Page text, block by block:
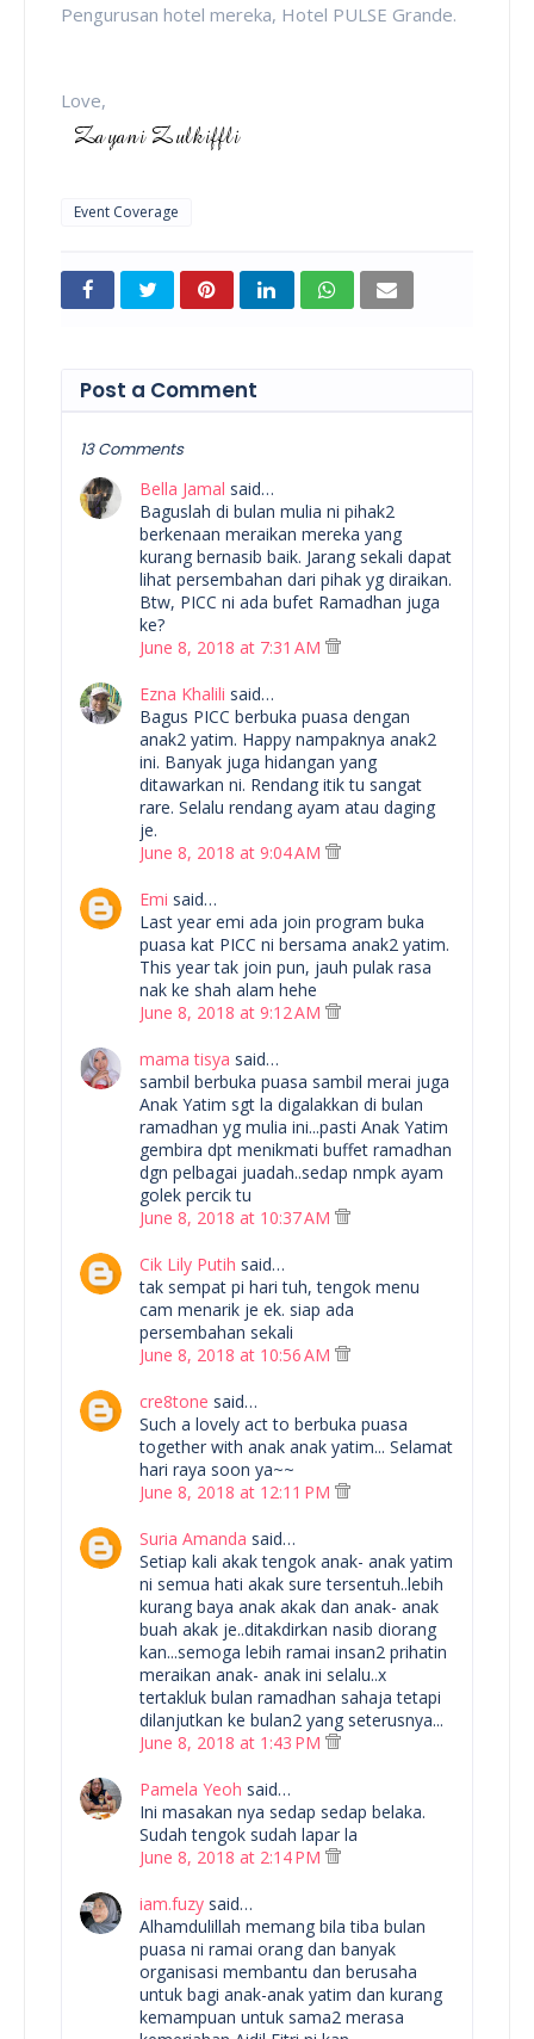
Pengurusan hotel mereka, Hotel PULSE Grande.
Love,
Event Coverage
Post a Comment
13 Comments
Bella Jamal said…
Baguslah di bulan mulia ni pihak2
berkenaan meraikan mereka yang
kurang bernasib baik. Jarang sekali dapat
lihat persembahan dari pihak yg diraikan.
Btw, PICC ni ada bufet Ramadhan juga
ke?
June 8, 2018 at 7:31 AM
Ezna Khalili said…
Bagus PICC berbuka puasa dengan
anak2 yatim. Happy nampaknya anak2
ini. Banyak juga hidangan yang
ditawarkan ni. Rendang itik tu sangat
rare. Selalu rendang ayam atau daging
je.
June 8, 2018 at 9:04 AM
Emi said…
Last year emi ada join program buka
puasa kat PICC ni bersama anak2 yatim.
This year tak join pun, jauh pulak rasa
nak ke shah alam hehe
June 8, 2018 at 9:12 AM
mama tisya said…
sambil berbuka puasa sambil merai juga
Anak Yatim sgt la digalakkan di bulan
ramadhan yg mulia ini...pasti Anak Yatim
gembira dpt menikmati buffet ramadhan
dgn pelbagai juadah..sedap nmpk ayam
golek percik tu
June 8, 2018 at 10:37 AM
Cik Lily Putih said…
tak sempat pi hari tuh, tengok menu
cam menarik je ek. siap ada
persembahan sekali
June 8, 2018 at 10:56 AM
cre8tone said…
Such a lovely act to berbuka puasa
together with anak anak yatim... Selamat
hari raya soon ya~~
June 8, 2018 at 12:11 PM
Suria Amanda said…
Setiap kali akak tengok anak- anak yatim
ni semua hati akak sure tersentuh..lebih
kurang baya anak akak dan anak- anak
buah akak je..ditakdirkan nasib diorang
kan...semoga lebih ramai insan2 prihatin
meraikan anak- anak ini selalu..x
tertakluk bulan ramadhan sahaja tetapi
dilanjutkan ke bulan2 yang seterusnya...
June 8, 2018 at 1:43 PM
Pamela Yeoh said…
Ini masakan nya sedap sedap belaka.
Sudah tengok sudah lapar la
June 8, 2018 at 2:14 PM
iam.fuzy said…
Alhamdulillah memang bila tiba bulan
puasa ni ramai orang dan banyak
organisasi membantu dan berusaha
untuk bagi anak-anak yatim dan kurang
kemampuan untuk sama2 merasa